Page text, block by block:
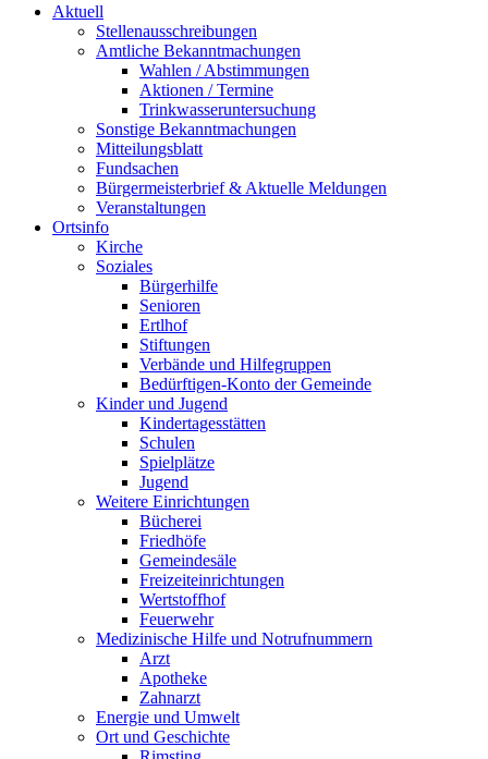
Aktuell
Stellenausschreibungen
Amtliche Bekanntmachungen
Wahlen / Abstimmungen
Aktionen / Termine
Trinkwasseruntersuchung
Sonstige Bekanntmachungen
Mitteilungsblatt
Fundsachen
Bürgermeisterbrief & Aktuelle Meldungen
Veranstaltungen
Ortsinfo
Kirche
Soziales
Bürgerhilfe
Senioren
Ertlhof
Stiftungen
Verbände und Hilfegruppen
Bedürftigen-Konto der Gemeinde
Kinder und Jugend
Kindertagesstätten
Schulen
Spielplätze
Jugend
Weitere Einrichtungen
Bücherei
Friedhöfe
Gemeindesäle
Freizeiteinrichtungen
Wertstoffhof
Feuerwehr
Medizinische Hilfe und Notrufnummern
Arzt
Apotheke
Zahnarzt
Energie und Umwelt
Ort und Geschichte